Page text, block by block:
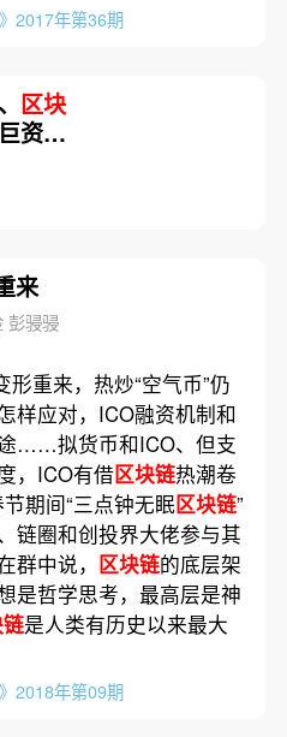
2017年第36期
区块
资是
来
彭骎骎
重来，热炒“空气币”仍
样应对，ICO融资机制和
……拟货币和ICO、但支
，ICO有借区块链热潮卷
期间“三点钟无眠区块链”
链圈和创投界大佬参与其
群中说， 区块链的底层架
是哲学思考，最高层是神
是人类有历史以来最大
2018年第09期